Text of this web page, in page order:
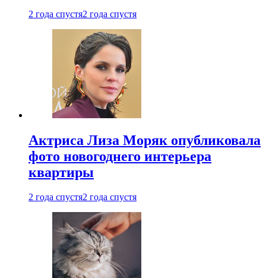
2 года спустя2 года спустя
Актриса Лиза Моряк опубликовала
фото новогоднего интерьера
квартиры
2 года спустя2 года спустя